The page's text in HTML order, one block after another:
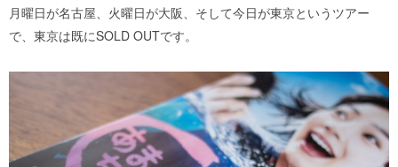
月曜日が名古屋、火曜日が大阪、そして今日が東京というツアー
で、東京は既にSOLD OUTです。